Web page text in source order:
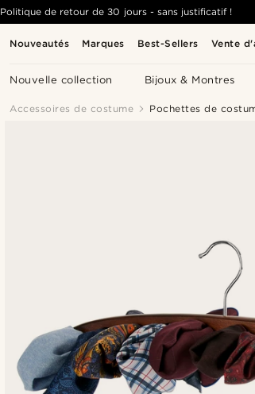
Nouveautés Marques Best-Sellers Vente
Nouvelle collection Bijoux & Montres
Politique de retour de 30 jours - sans justificatif !
Accessoires de costume Pochettes de